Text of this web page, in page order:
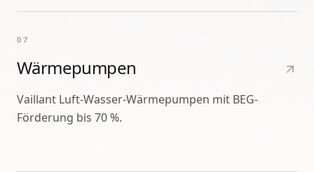
07
Wärmepumpen
Vaillant Luft-Wasser-Wärmepumpen mit BEG-
Förderung bis 70 %.